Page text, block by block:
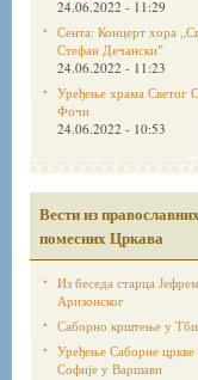
24.06.2022 - 11:29
Сента: Концерт хора
Стефан Дечанскиˮ
24.06.2022 - 11:23
Уређење храма Светог
Фочи
24.06.2022 - 10:53
Вести из
помесних Цркава
Из беседа старца
Аризонског
Саборно крштење у
Уређење Саборне цркве
Софије у Варшави